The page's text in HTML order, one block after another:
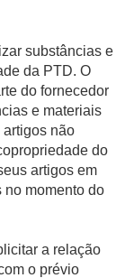
substâncias e
da PTD. O
do fornecedor
e materiais
não
do
artigos em
no momento do
a relação
o prévio